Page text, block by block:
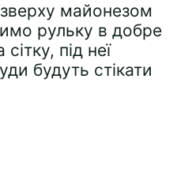
майонезом
рульку в добре
під неї
будуть стікати